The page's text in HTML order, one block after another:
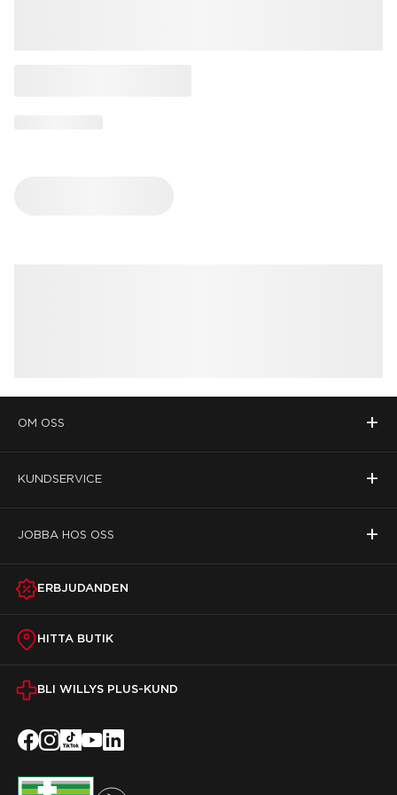
OM OSS +
KUNDSERVICE +
JOBBA HOS OSS +
ERBJUDANDEN
HITTA BUTIK
BLI WILLYS PLUS-KUND